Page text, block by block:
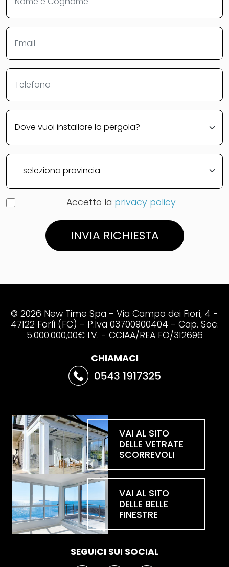
Accetto la privacy policy
INVIA RICHIESTA
© 2026 New Time Spa - Via Campo dei Fiori, 4 -
47122 Forlì (FC) - P.Iva 03700900404 - Cap. Soc.
5.000.000,00€ I.V. - CCIAA/REA FO/312696
CHIAMACI
VAI AL SITO
DELLE VETRATE
SCORREVOLI
VAI AL SITO
DELLE BELLE
FINESTRE
SEGUICI SUI SOCIAL